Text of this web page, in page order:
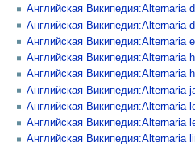
Английская Википедия:Alternaria
Английская Википедия:Alternaria
Английская Википедия:Alternaria
Английская Википедия:Alternaria
Английская Википедия:Alternaria
Английская Википедия:Alternaria
Английская Википедия:Alternaria
Английская Википедия:Alternaria
Английская Википедия:Alternaria